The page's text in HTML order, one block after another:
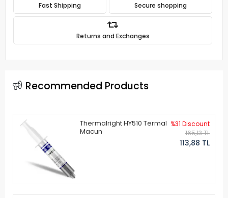
Fast Shipping Secure shopping
Returns and Exchanges
Recommended Products
Thermalright HY510 Termal
Macun
%31 Discount
165,13 TL
113,88 TL